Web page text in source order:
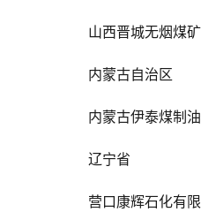
山西晋城无烟煤
内蒙古自治区
内蒙古伊泰煤制
辽宁省
营口康辉石化有